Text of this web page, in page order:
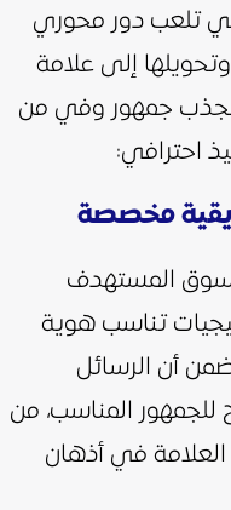
تلعب دور محوري
إلى علامة
جمهور وفي من
احترافي:
المستهدف
تناسب هوية
أن الرسائل
المناسب، من
العلامة في أذهان